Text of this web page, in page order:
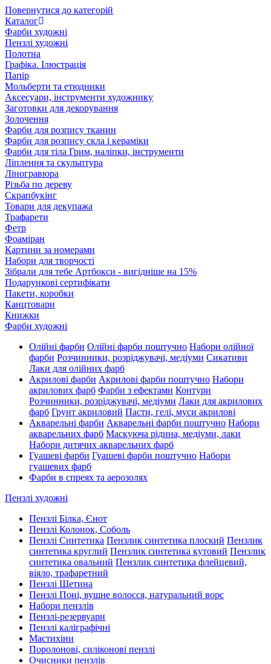
Повернутися до категорій
Каталог
Фарби художні
Пензлі художні
Полотна
Графіка. Ілюстрація
Папір
Мольберти та етюдники
Аксесуари, інструменти художнику
Заготовки для декорування
Золочення
Фарби для розпису тканин
Фарби для розпису скла і кераміки
Фарби для тіла Грим, наліпки, інструменти
Ліплення та скульптура
Ліногравюра
Різьба по дереву
Скрапбукінг
Товари для декупажа
Трафарети
Фетр
Фоаміран
Картини за номерами
Набори для творчості
Зібрали для тебе Артбокси - вигідніше на 15%
Подарункові сертифікати
Пакети, коробки
Канцтовари
Книжки
Фарби художні
Олійні фарби Олійні фарби поштучно Набори олійної
фарби Розчинники, розріджувачі, медіуми Сикативи
Лаки для олійних фарб
Акрилові фарби Акрилові фарби поштучно Набори
акрилових фарб Фарби з ефектами Контури
Розчинники, розріджувачі, медіуми Лаки для акрилових
фарб Грунт акриловий Пасти, гелі, муси акрилові
Акварельні фарби Акварельні фарби поштучно Набори
акварельних фарб Маскуюча рідина, медіуми, лаки
Набори дитячих акварельних фарб
Гуашеві фарби Гуашеві фарби поштучно Набори
гуашевих фарб
Фарби в спреях та аерозолях
Пензлі художні
Пензлі Білка, Єнот
Пензлі Колонок, Соболь
Пензлі Синтетика Пензлик синтетика плоский Пензлик
синтетика круглий Пензлик синтетика кутовий Пензлик
синтетика овальний Пензлик синтетика флейцевий,
віяло, трафаретний
Пензлі Щетина
Пензлі Поні, вушне волосся, натуральний ворс
Набори пензлів
Пензлі-резервуари
Пензлі каліграфічні
Мастихіни
Поролонові, силіконові пензлі
Очисники пензлів